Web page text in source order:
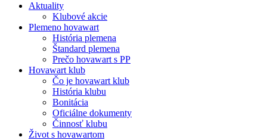
Aktuality
Klubové akcie
Plemeno hovawart
História plemena
Štandard plemena
Prečo hovawart s PP
Hovawart klub
Čo je hovawart klub
História klubu
Bonitácia
Oficiálne dokumenty
Činnosť klubu
Život s hovawartom